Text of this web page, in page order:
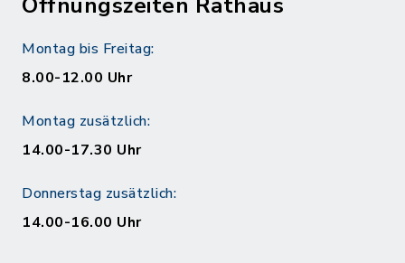
Montag bis Freitag:
8.00-12.00 Uhr
Montag zusätzlich:
14.00-17.30 Uhr
Donnerstag zusätzlich:
14.00-16.00 Uhr